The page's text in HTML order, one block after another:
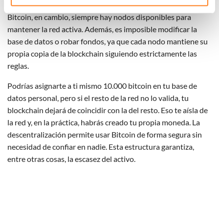
maak gedetailleerde keuzes, waaronder het maken van
bezwaar tegen bedrijven die persoonsgegevens verwerken
op basis van gerechtvaardigd belang. U kunt uw privacy-
instellingen te allen tijde inzien en bijwerken door op de
tekst 'cookies' te klikken onderaan de pagina. Voor meer
un problema, toda la plataforma queda fuera de servicio. En
Bitcoin, en cambio, siempre hay nodos disponibles para
mantener la red activa. Además, es imposible modificar la
base de datos o robar fondos, ya que cada nodo mantiene su
propia copia de la blockchain siguiendo estrictamente las
reglas.
Podrías asignarte a ti mismo 10.000 bitcoin en tu base de
datos personal, pero si el resto de la red no lo valida, tu
blockchain dejará de coincidir con la del resto. Eso te aísla de
la red y, en la práctica, habrás creado tu propia moneda. La
descentralización permite usar Bitcoin de forma segura sin
necesidad de confiar en nadie. Esta estructura garantiza,
entre otras cosas, la escasez del activo.